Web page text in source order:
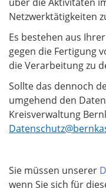
Netzwerktätigkeiten
Es bestehen aus
gegen die Fertigung
die Verarbeitung zu
Sollte das dennoch
umgehend den
Kreisverwaltung
Sie müssen unserer
wenn Sie sich für